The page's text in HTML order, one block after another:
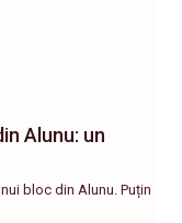
Alunu: un
bloc din Alunu. Puțin